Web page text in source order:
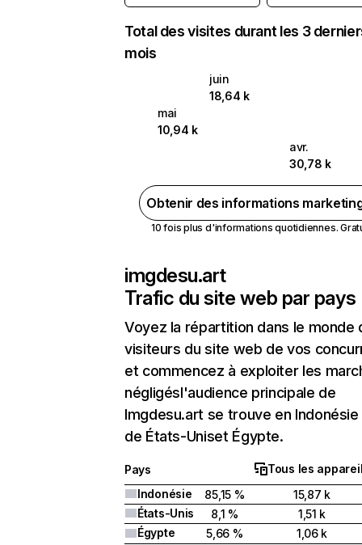
Total des visites durant les 3
mois
juin
18,64 k
mai
10,94 k
avr.
30,78 k
Obtenir des informations
10 fois plus d'informations quotidiennes.
imgdesu.art
Trafic du site web par pays
Voyez la répartition dans le monde
visiteurs du site web de vos
et commencez à exploiter les
négligésl'audience principale de
Imgdesu.art se trouve en Indonésie
de États-Uniset Égypte.
Pays
Tous les
Indonésie
85,15 %
15,87 k
États-Unis
8,1 %
1,51 k
Égypte
5,66 %
1,06 k